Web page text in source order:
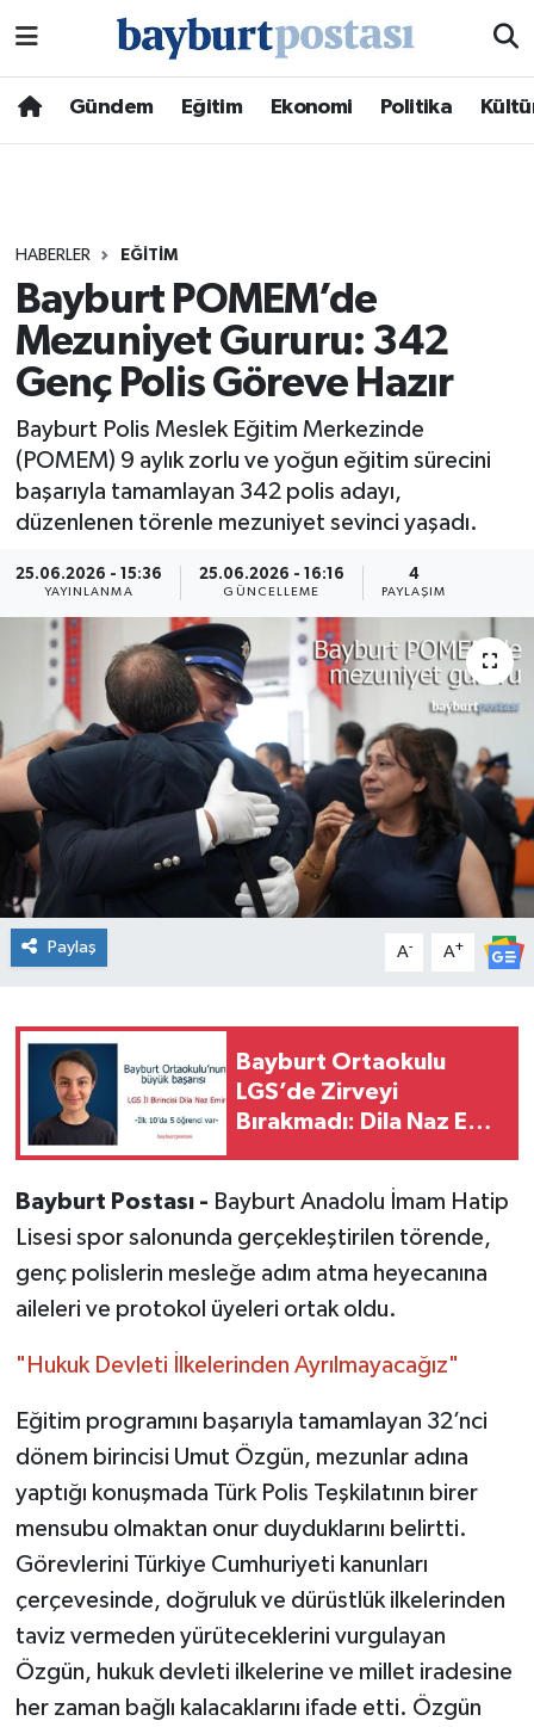
Gündem Eğitim Ekonomi Politika
HABERLER EĞITIM
Bayburt POMEM’de
Mezuniyet Gururu: 342
Genç Polis Göreve Hazır
Bayburt Polis Meslek Eğitim Merkezinde
(POMEM) 9 aylık zorlu ve yoğun eğitim sürecini
başarıyla tamamlayan 342 polis adayı,
düzenlenen törenle mezuniyet sevinci yaşadı.
25.06.2026 - 15:36
YAYINLANMA
25.06.2026 - 16:16
GÜNCELLEME
4
PAYLAŞIM
Paylaş A- A+
Bayburt Ortaokulu
LGS’de Zirveyi
Bırakmadı: Dila Naz Emir
Bayburt Postası - Bayburt Anadolu İmam Hatip
Lisesi spor salonunda gerçekleştirilen törende,
genç polislerin mesleğe adım atma heyecanına
aileleri ve protokol üyeleri ortak oldu.
"Hukuk Devleti İlkelerinden Ayrılmayacağız"
Eğitim programını başarıyla tamamlayan 32’nci
dönem birincisi Umut Özgün, mezunlar adına
yaptığı konuşmada Türk Polis Teşkilatının birer
mensubu olmaktan onur duyduklarını belirtti.
Görevlerini Türkiye Cumhuriyeti kanunları
çerçevesinde, doğruluk ve dürüstlük ilkelerinden
taviz vermeden yürüteceklerini vurgulayan
Özgün, hukuk devleti ilkelerine ve millet iradesine
her zaman bağlı kalacaklarını ifade etti. Özgün
Hava Durumu
Süper Lig Puan Durumu ve Fikstür
Tüm Manşetler
Son Dakika Haberleri
Haber Arşivi